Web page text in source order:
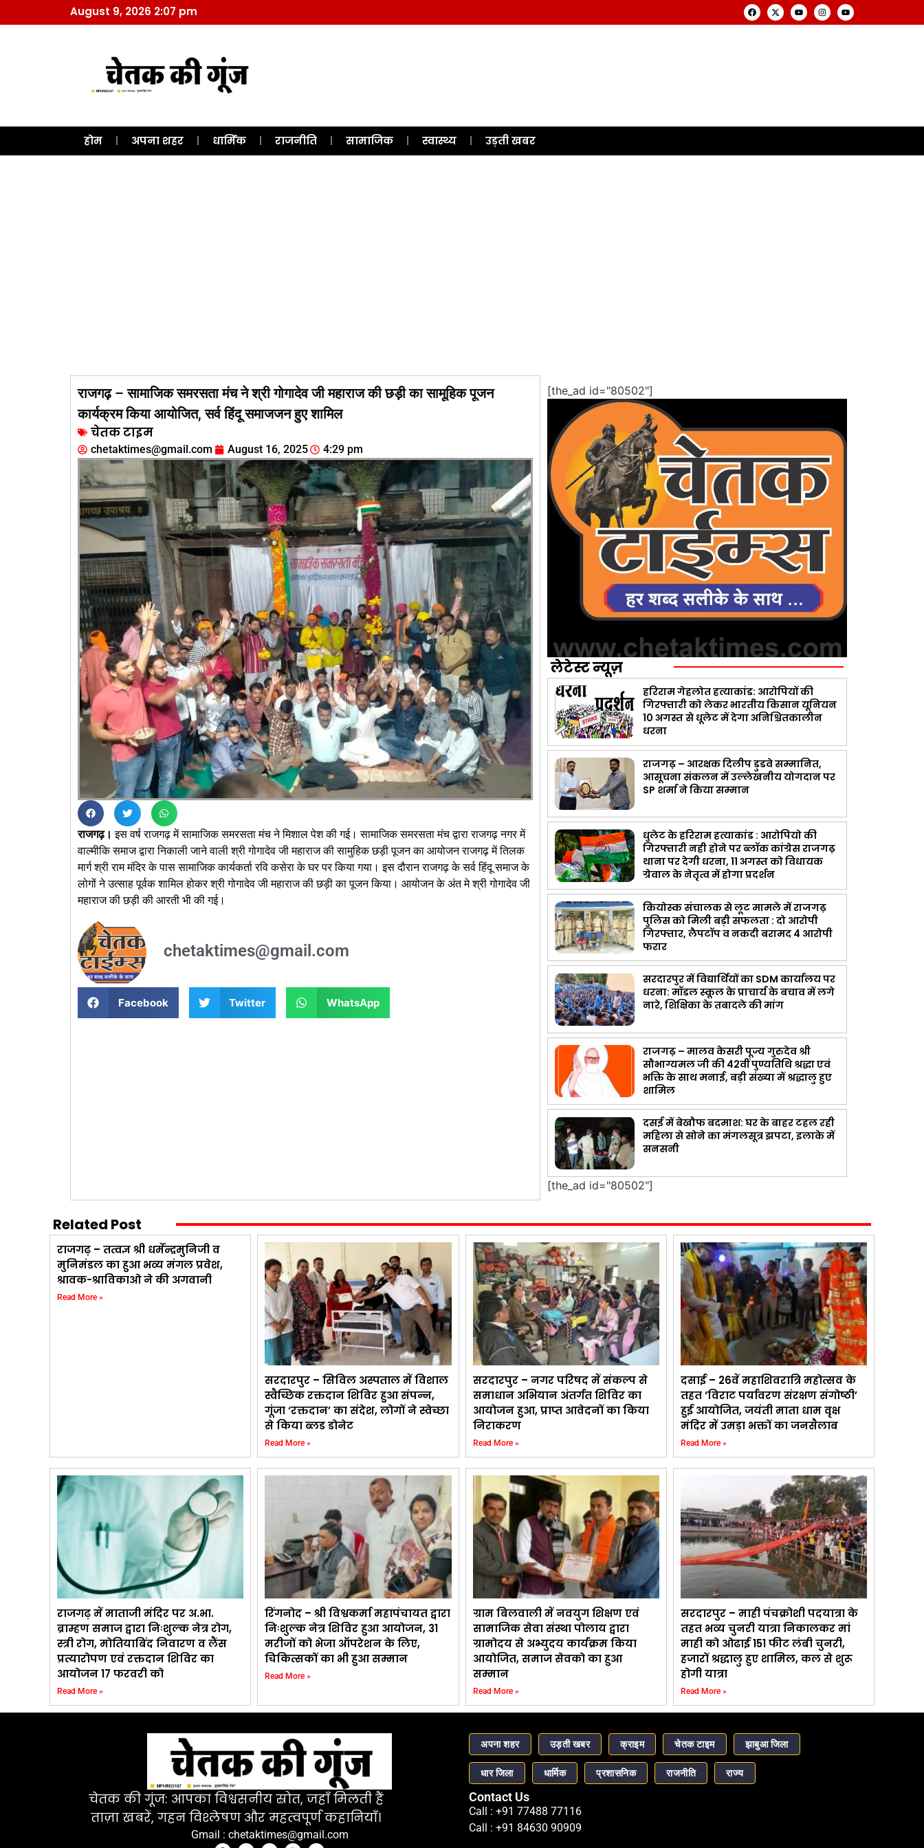
August 9, 2026 2:07 pm
होम अपना शहर धार्मिक राजनीति सामाजिक स्वास्थ्य उड़ती खबर
राजगढ़ – सामाजिक समरसता मंच ने श्री गोगादेव जी महाराज की छड़ी का सामूहिक पूजन
कार्यक्रम किया आयोजित, सर्व हिंदू समाजजन हुए शामिल
चेतक टाइम
chetaktimes@gmail.com August 16, 2025 4:29 pm
राजगढ़। इस वर्ष राजगढ़ में सामाजिक समरसता मंच ने मिशाल पेश की गई। सामाजिक समरसता मंच द्वारा राजगढ़ नगर में
वाल्मीकि समाज द्वारा निकाली जाने वाली श्री गोगादेव जी महाराज की सामुहिक छड़ी पूजन का आयोजन राजगढ़ में तिलक
मार्ग श्री राम मंदिर के पास सामाजिक कार्यकर्ता रवि कसेरा के घर पर किया गया। इस दौरान राजगढ़ के सर्व हिंदू समाज के
लोगों ने उत्साह पूर्वक शामिल होकर श्री गोगादेव जी महाराज की छड़ी का पूजन किया। आयोजन के अंत मे श्री गोगादेव जी
महाराज की छड़ी की आरती भी की गई।
chetaktimes@gmail.com
Facebook Twitter WhatsApp
[the_ad id="80502"]
लेटेस्ट न्यूज़
हरिराम गेहलोत हत्याकांड: आरोपियों की
गिरफ्तारी को लेकर भारतीय किसान यूनियन
10 अगस्त से धूलेट में देगा अनिश्चितकालीन
धरना
राजगढ़ – आरक्षक दिलीप डुडवे सम्मानित,
आसूचना संकलन में उल्लेखनीय योगदान पर
SP शर्मा ने किया सम्मान
धुलेट के हरिराम हत्याकांड : आरोपियो की
गिरफ्तारी नही होने पर ब्लॉक कांग्रेस राजगढ़
थाना पर देगी धरना, 11 अगस्त को विधायक
ग्रेवाल के नेतृत्व में होगा प्रदर्शन
कियोस्क संचालक से लूट मामले में राजगढ़
पुलिस को मिली बड़ी सफलता : दो आरोपी
गिरफ्तार, लैपटॉप व नकदी बरामद 4 आरोपी
फरार
सरदारपुर में विद्यार्थियों का SDM कार्यालय पर
धरना: मॉडल स्कूल के प्राचार्य के बचाव में लगे
नारे, शिक्षिका के तबादले की मांग
राजगढ़ – मालव केसरी पूज्य गुरुदेव श्री
सौभाग्यमल जी की 42वीं पुण्यतिथि श्रद्धा एवं
भक्ति के साथ मनाई, बड़ी संख्या में श्रद्धालु हुए
शामिल
दसई में बेखौफ बदमाश: घर के बाहर टहल रही
महिला से सोने का मंगलसूत्र झपटा, इलाके में
सनसनी
[the_ad id="80502"]
Related Post
राजगढ़ – तत्वज्ञ श्री धर्मेन्द्रमुनिजी व
मुनिमंडल का हुआ भव्य मंगल प्रवेश,
श्रावक-श्राविकाओ ने की अगवानी
Read More »
सरदारपुर – सिविल अस्पताल में विशाल
स्वैच्छिक रक्तदान शिविर हुआ संपन्न,
गूंजा ‘रक्तदान’ का संदेश, लोगों ने स्वेच्छा
से किया ब्लड डोनेट
Read More »
सरदारपुर – नगर परिषद में संकल्प से
समाधान अभियान अंतर्गत शिविर का
आयोजन हुआ, प्राप्त आवेदनों का किया
निराकरण
Read More »
दसाई – 26वें महाशिवरात्रि महोत्सव के
तहत ‘विराट पर्यावरण संरक्षण संगोष्ठी’
हुई आयोजित, जयंती माता धाम वृक्ष
मंदिर में उमड़ा भक्तों का जनसैलाब
Read More »
राजगढ़ में माताजी मंदिर पर अ.भा.
ब्राम्हण समाज द्वारा निःशुल्क नेत्र रोग,
स्त्री रोग, मोतियाबिंद निवारण व लैंस
प्रत्यारोपण एवं रक्तदान शिविर का
आयोजन 17 फरवरी को
Read More »
रिंगनोद – श्री विश्वकर्मा महापंचायत द्वारा
निःशुल्क नेत्र शिविर हुआ आयोजन, 31
मरीजों को भेजा ऑपरेशन के लिए,
चिकित्सकों का भी हुआ सम्मान
Read More »
ग्राम बिलवाली में नवयुग शिक्षण एवं
सामाजिक सेवा संस्था पोलाय द्वारा
ग्रामोदय से अभ्युदय कार्यक्रम किया
आयोजित, समाज सेवको का हुआ
सम्मान
Read More »
सरदारपुर – माही पंचक्रोशी पदयात्रा के
तहत भव्य चुनरी यात्रा निकालकर मां
माही को ओढाई 151 फीट लंबी चुनरी,
हजारों श्रद्धालु हुए शामिल, कल से शुरू
होगी यात्रा
Read More »
चेतक की गूंज: आपका विश्वसनीय स्रोत, जहाँ मिलती हैं
ताज़ा खबरें, गहन विश्लेषण और महत्वपूर्ण कहानियाँ।
Gmail : chetaktimes@gmail.com
अपना शहर उड़ती खबर क्राइम चेतक टाइम झाबुआ जिला
धार जिला धार्मिक प्रशासनिक राजनीति राज्य
Contact Us
Call : +91 77488 77116
Call : +91 84630 90909